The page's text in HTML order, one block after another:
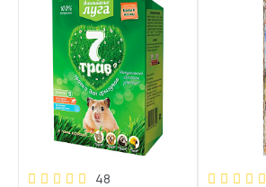
48